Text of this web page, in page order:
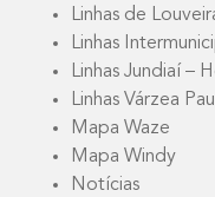
Linhas de
Linhas
Linhas Jundiaí –
Linhas Várzea
Mapa Waze
Mapa Windy
Notícias